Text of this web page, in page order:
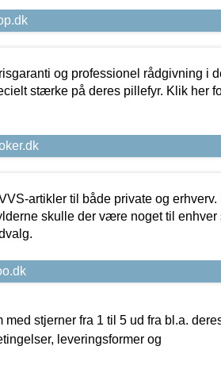
og professionel rådgivning i
stærke på deres pillefyr. Klik her
artikler til både private og erhverv.
skulle der være noget til enhver
stjerner fra 1 til 5 ud fra bl.a.
leveringsformer og